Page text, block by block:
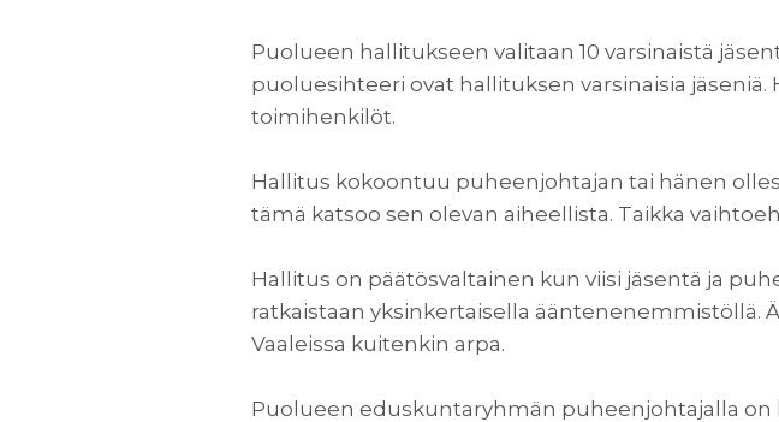
Puolueen hallitukseen valitaan 10 varsinaistä
puoluesihteeri ovat hallituksen varsinaisia
toimihenkilöt.
Hallitus kokoontuu puheenjohtajan tai hänen
tämä katsoo sen olevan aiheellista. Taikka
Hallitus on päätösvaltainen kun viisi jäsentä ja
ratkaistaan yksinkertaisella ääntenenemmistöllä.
Vaaleissa kuitenkin arpa.
Puolueen eduskuntaryhmän puheenjohtajalla on